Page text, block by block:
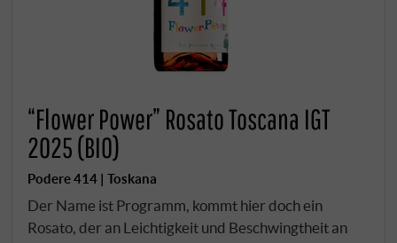
“Flower Power” Rosato Toscana IGT
2025 (BIO)
Podere 414 | Toskana
Der Name ist Programm, kommt hier doch ein
Rosato, der an Leichtigkeit und Beschwingtheit an